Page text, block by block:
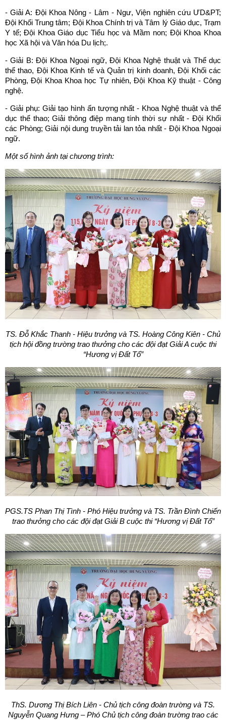
- Giải A: Đội Khoa Nông - Lâm - Ngư, Viện nghiên cứu ƯD&PT;
Đội Khối Trung tâm; Đội Khoa Chính trị và Tâm lý Giáo dục, Trạm
Y tế; Đội Khoa Giáo dục Tiểu học và Mầm non; Đội Khoa Khoa
học Xã hội và Văn hóa Du lịch;.
- Giải B: Đội Khoa Ngoại ngữ, Đội Khoa Nghệ thuật và Thể dục
thể thao, Đội Khoa Kinh tế và Quản trị kinh doanh, Đội Khối các
Phòng, Đội Khoa Khoa học Tự nhiên, Đội Khoa Kỹ thuật - Công
nghệ.
- Giải phụ: Giải tạo hình ấn tượng nhất - Khoa Nghệ thuật và thể
dục thể thao; Giải thông điệp mang tính thời sự nhất - Đội Khối
các Phòng; Giải nội dung truyền tải lan tỏa nhất - Đội Khoa Ngoại
ngữ.
Một số hình ảnh tại chương trình:
TS. Đỗ Khắc Thanh - Hiệu trưởng và TS. Hoàng Công Kiên - Chủ
tịch hội đồng trường trao thưởng cho các đội đạt Giải A cuộc thi
“Hương vị Đất Tổ”
PGS.TS Phan Thị Tình - Phó Hiệu trưởng và TS. Trần Đình Chiến
trao thưởng cho các đội đạt Giải B cuộc thi “Hương vị Đất Tổ”
ThS. Dương Thị Bích Liên - Chủ tịch công đoàn trường và TS.
Nguyễn Quang Hưng – Phó Chủ tịch công đoàn trường trao các